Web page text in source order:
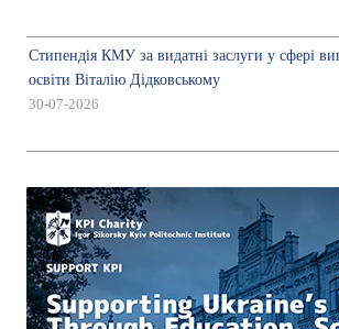
Стипендія КМУ за видатні заслуги у сфері
освіти Віталію Дідковському
30-07-2026